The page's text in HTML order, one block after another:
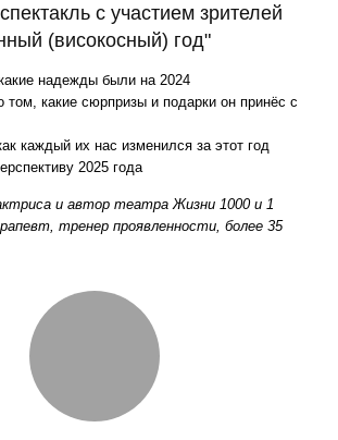
с участием зрителей
(високосный) год"
надежды были на 2024
том, какие сюрпризы и подарки он принёс с
каждый их нас изменился за этот год
2025 года
и автор театра Жизни 1000 и 1
тренер проявленности, более 35